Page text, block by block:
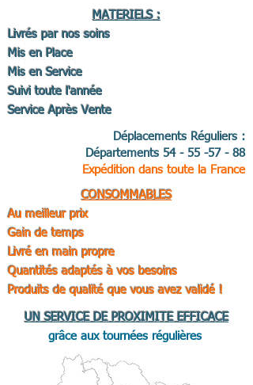
MATERIELS :
Livrés par nos soins
Mis en Place
Mis en Service
Suivi toute l'année
Service Après Vente
Déplacements Réguliers :
Départements 54 - 55 -57 - 88
Expédition dans toute la France
CONSOMMABLES
Au meilleur prix
Gain de temps
Livré en main propre
Quantités adaptés à vos besoins
Produits de qualité que vous avez validé !
UN SERVICE DE PROXIMITE EFFICACE
grâce aux tournées régulières